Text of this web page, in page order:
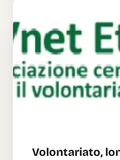
Volontariato,